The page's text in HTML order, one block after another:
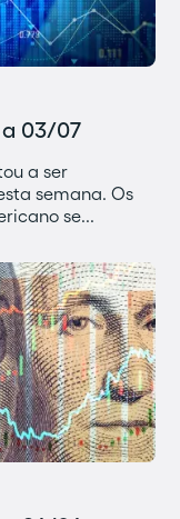
03/07
a ser
semana. Os
se...